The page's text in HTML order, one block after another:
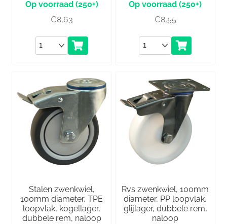
(250+)
€8,63
Aantal
(250+)
€8,55
Aantal
Stalen zwenkwiel,
100mm diameter, TPE
loopvlak, kogellager,
dubbele rem, naloop
Rvs zwenkwiel, 100mm
diameter, PP loopvlak,
glijlager, dubbele rem,
naloop